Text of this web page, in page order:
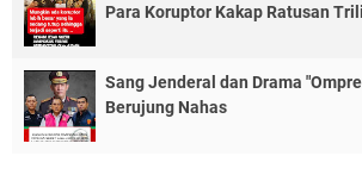
Para Koruptor Kakap Ratusan
Sang Jenderal dan Drama
Berujung Nahas